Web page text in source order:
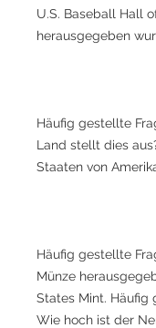
U.S. Baseball Hall
herausgegeben
Häufig gestellte
Land stellt dies
Staaten von
Häufig gestellte
Münze
States Mint. Häufig
Wie hoch ist der